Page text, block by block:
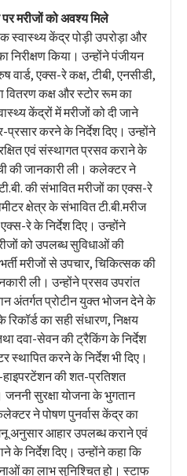
मरीजों को अवश्य मिले
स्वास्थ्य केंद्र पोड़ी उपरोड़ा और
निरीक्षण किया। उन्होंने पंजीयन
वार्ड, एक्स-रे कक्ष, टीबी, एनसीडी,
वितरण कक्ष और स्टोर रूम का
केंद्रों में मरीजों को दी जाने
प्रसार करने के निर्देश दिए। उन्होंने
एवं संस्थागत प्रसव कराने के
की जानकारी ली। कलेक्टर ने
की संभावित मरीजों का एक्स-रे
क्षेत्र के संभावित टी.बी.मरीज
रे के निर्देश दिए। उन्होंने
को उपलब्ध सुविधाओं की
मरीजों से उपचार, चिकित्सक की
ली। उन्होंने प्रसव उपरांत
अंतर्गत प्रोटीन युक्त भोजन देने के
रिकॉर्ड का सही संधारण, निक्षय
दवा-सेवन की ट्रैकिंग के निर्देश
करने के निर्देश भी दिए।
की शत-प्रतिशत
सुरक्षा योजना के भुगतान
ने पोषण पुनर्वास केंद्र का
अनुसार आहार उपलब्ध कराने एवं
के निर्देश दिए। उन्होंने कहा कि
का लाभ सुनिश्चित हो। स्टाफ